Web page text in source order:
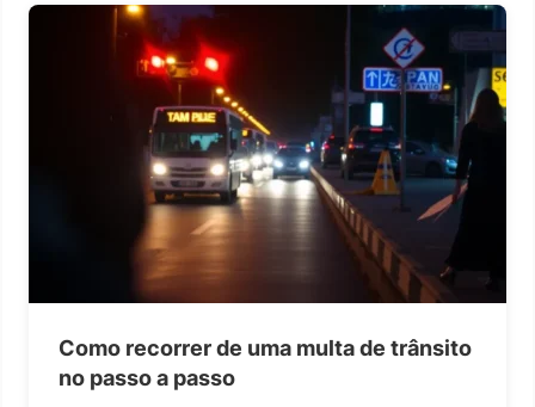
Como recorrer de uma multa de trânsito
no passo a passo